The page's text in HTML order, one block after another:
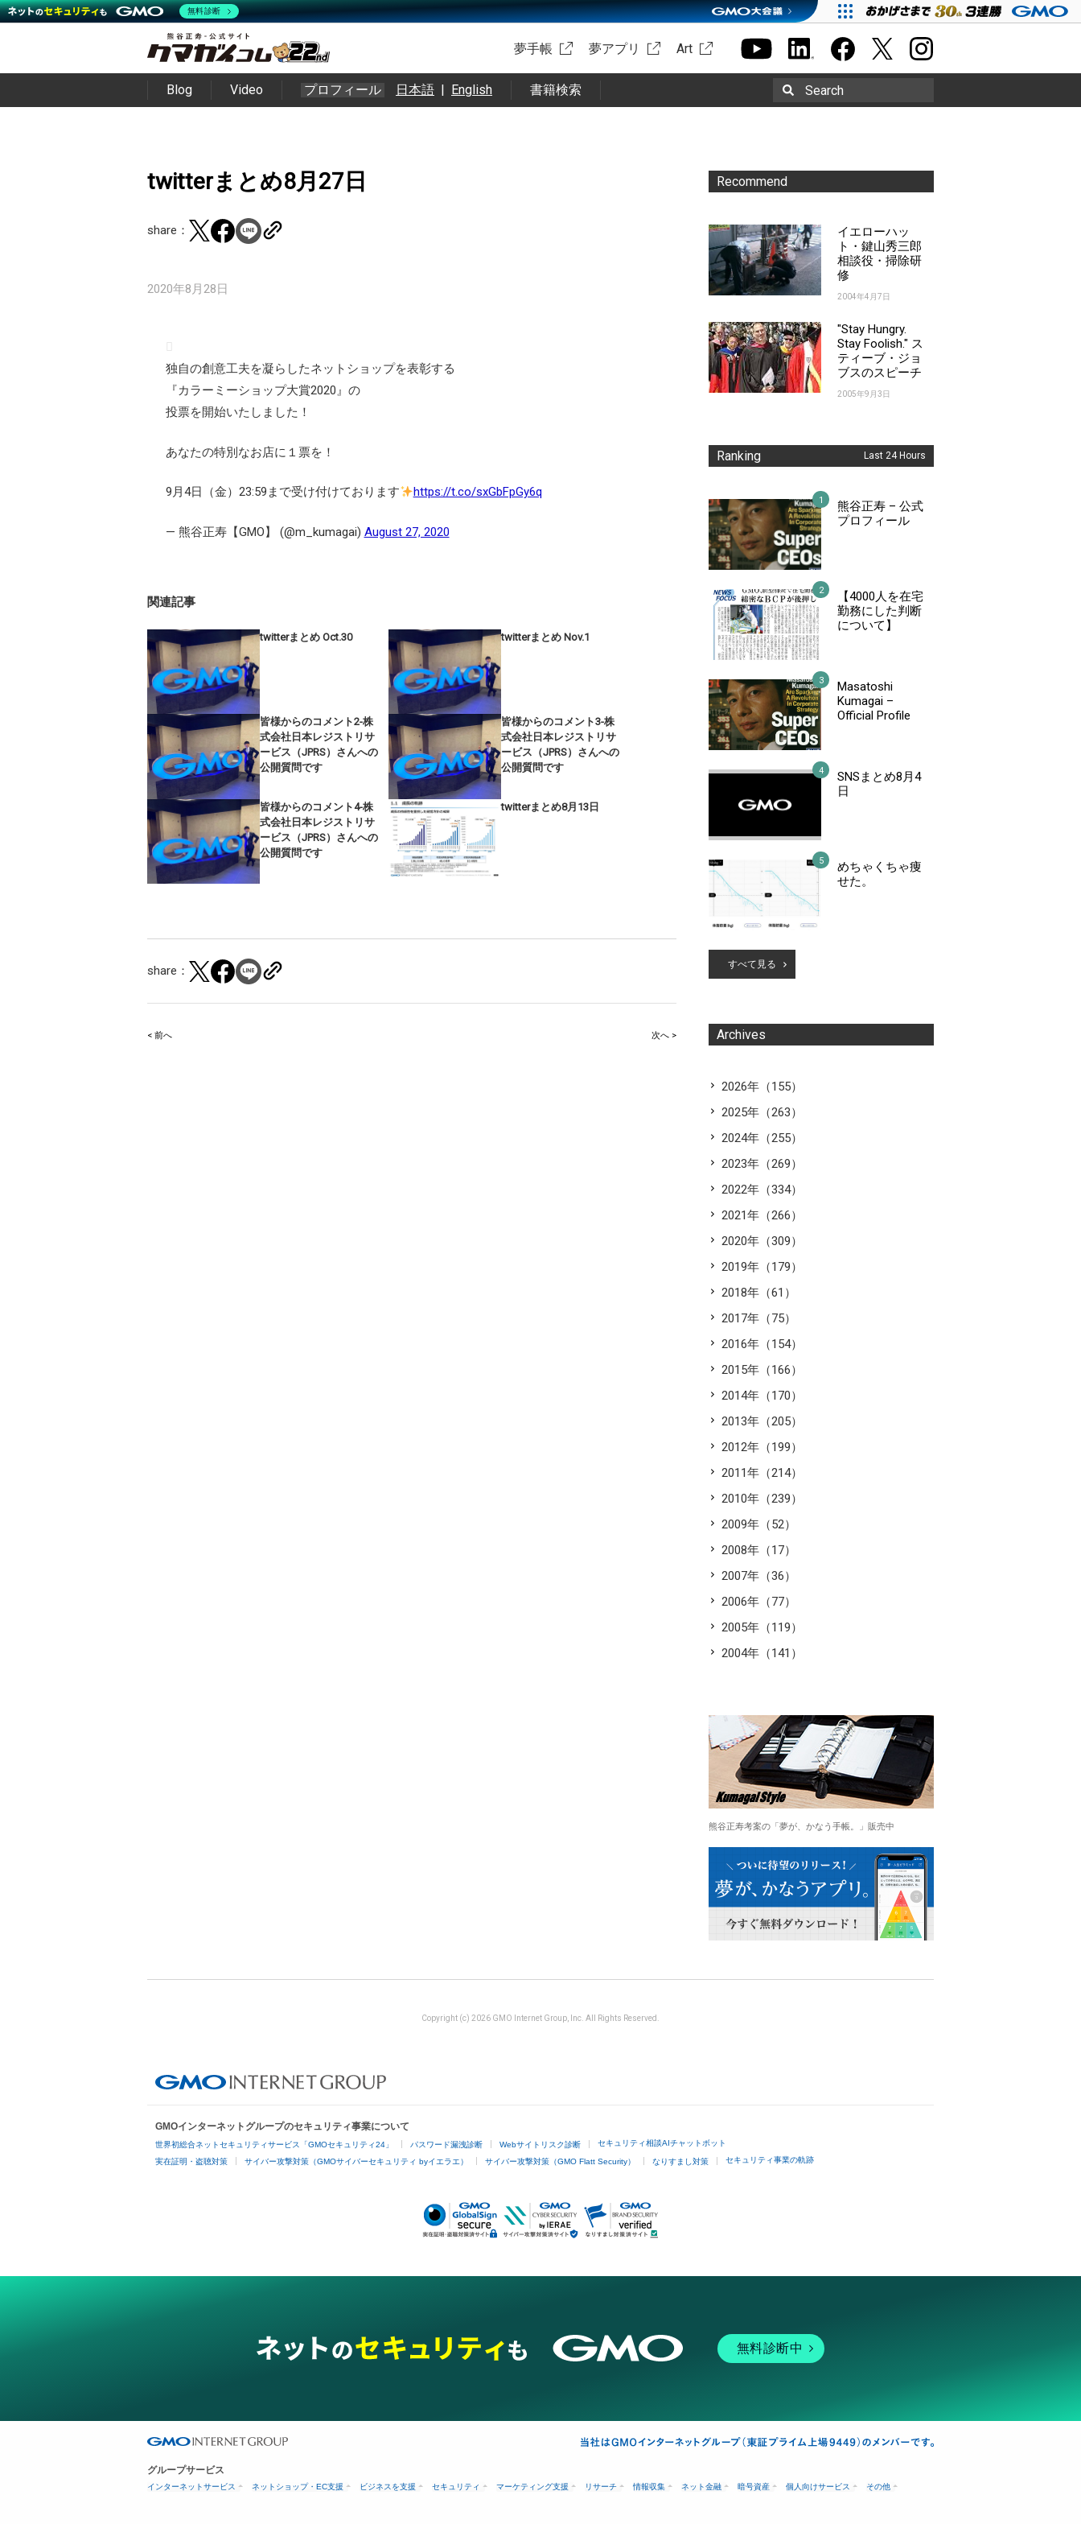
夢手帳 夢アプリ Art
Blog Video プロフィール 日本語 | English 書籍検索 Search
twitterまとめ8月27日
share：
2020年8月28日
独自の創意工夫を凝らしたネットショップを表彰する
『カラーミーショップ大賞2020』の
投票を開始いたしました！
あなたの特別なお店に１票を！
9月4日（金）23:59まで受け付けております https://t.co/sxGbFpGy6q
— 熊谷正寿【GMO】 (@m_kumagai) August 27, 2020
関連記事
twitterまとめ Oct.30 twitterまとめ Nov.1
皆様からのコメント2-株
式会社日本レジストリサ
ービス（JPRS）さんへの
公開質問です
皆様からのコメント3-株
式会社日本レジストリサ
ービス（JPRS）さんへの
公開質問です
皆様からのコメント4-株
式会社日本レジストリサ
ービス（JPRS）さんへの
公開質問です
twitterまとめ8月13日
share：
Post
< 前へ 次へ >
Recommend
イエローハッ
ト・鍵山秀三郎
相談役・掃除研
修
2004年4月7日
"Stay Hungry.
Stay Foolish." ス
ティーブ・ジョ
ブスのスピーチ
2005年9月3日
Ranking Last 24 Hours
熊谷正寿 – 公式
プロフィール
【4000人を在宅
勤務にした判断
について】
Masatoshi
Kumagai –
Official Profile
SNSまとめ8月4
日
めちゃくちゃ痩
せた。
すべて見る
Archives
2026年（155）
2025年（263）
2024年（255）
2023年（269）
2022年（334）
2021年（266）
2020年（309）
2019年（179）
2018年（61）
2017年（75）
2016年（154）
2015年（166）
2014年（170）
2013年（205）
2012年（199）
2011年（214）
2010年（239）
2009年（52）
2008年（17）
2007年（36）
2006年（77）
2005年（119）
2004年（141）
熊谷正寿考案の「夢が、かなう手帳。」販売中
Copyright (c) 2026 GMO Internet Group, Inc. All Rights Reserved.
GMOインターネットグループのセキュリティ事業について
世界初総合ネットセキュリティサービス「GMOセキュリティ24」 パスワード漏洩診断 Webサイトリスク診断 セキュリティ相談AIチャットボット
実在証明・盗聴対策 サイバー攻撃対策（GMOサイバーセキュリティ byイエラエ） サイバー攻撃対策（GMO Flatt Security） なりすまし対策 セキュリティ事業の軌跡
無料診断中
グループサービス
インターネットサービス ネットショップ・EC支援 ビジネスを支援 セキュリティ マーケティング支援 リサーチ 情報収集 ネット金融 暗号資産 個人向けサービス その他
無料診断